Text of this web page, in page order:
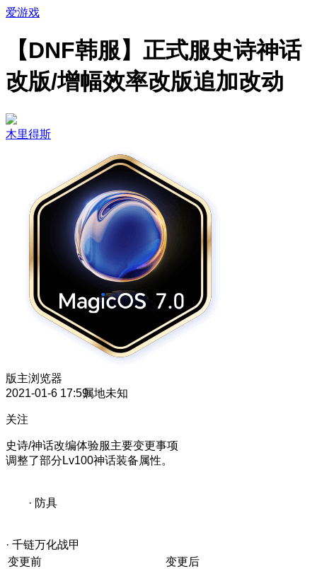
爱游戏
【DNF韩服】正式服史诗神话
改版/增幅效率改版追加改动
木里得斯
版主浏览器
2021-01-6 17:59属地未知
关注
史诗/神话改编体验服主要变更事项
调整了部分Lv100神话装备属性。
· 防具
· 千链万化战甲
变更前
变更后